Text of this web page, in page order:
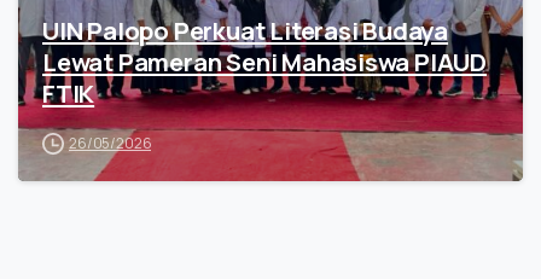
UIN Palopo Perkuat Literasi Budaya
Lewat Pameran Seni Mahasiswa PIAUD
FTIK
26/05/2026